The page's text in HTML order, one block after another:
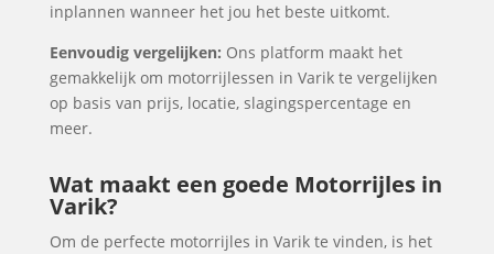
inplannen wanneer het jou het beste uitkomt.
Eenvoudig vergelijken: Ons platform maakt het
gemakkelijk om motorrijlessen in Varik te vergelijken
op basis van prijs, locatie, slagingspercentage en
meer.
Wat maakt een goede Motorrijles in
Varik?
Om de perfecte motorrijles in Varik te vinden, is het